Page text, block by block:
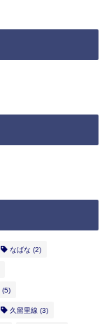
なばな (2)
(5)
久留里線 (3)